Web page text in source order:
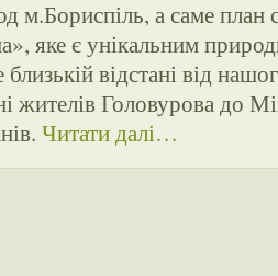
м.Бориспіль, а саме
яке є унікальним
відстані від
жителів Головурова до
Читати далі…